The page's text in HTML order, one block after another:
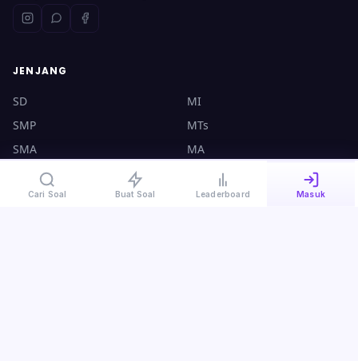
JENJANG
SD
MI
SMP
MTs
SMA
MA
UTBK
Cari Soal Buat Soal Leaderboard Masuk